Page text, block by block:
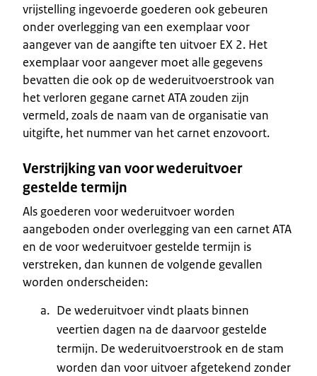
vrijstelling ingevoerde goederen ook gebeuren
onder overlegging van een exemplaar voor
aangever van de aangifte ten uitvoer EX 2. Het
exemplaar voor aangever moet alle gegevens
bevatten die ook op de wederuitvoerstrook van
het verloren gegane carnet ATA zouden zijn
vermeld, zoals de naam van de organisatie van
uitgifte, het nummer van het carnet enzovoort.
Verstrijking van voor wederuitvoer
gestelde termijn
Als goederen voor wederuitvoer worden
aangeboden onder overlegging van een carnet ATA
en de voor wederuitvoer gestelde termijn is
verstreken, dan kunnen de volgende gevallen
worden onderscheiden:
De wederuitvoer vindt plaats binnen
veertien dagen na de daarvoor gestelde
termijn. De wederuitvoerstrook en de stam
worden dan voor uitvoer afgetekend zonder